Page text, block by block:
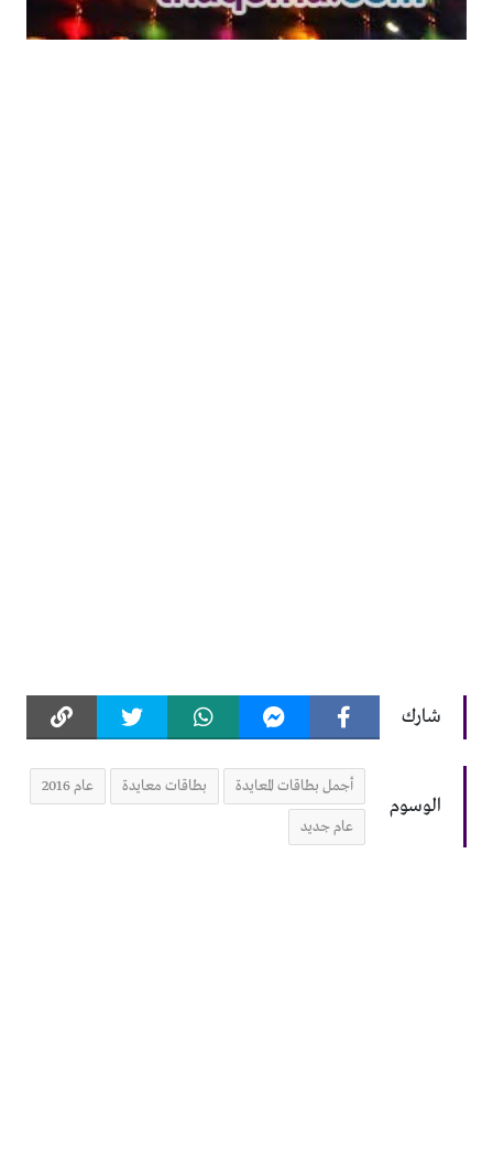
شارك
الوسوم
أجمل بطاقات المعايدة بطاقات معايدة عام 2016
عام جديد